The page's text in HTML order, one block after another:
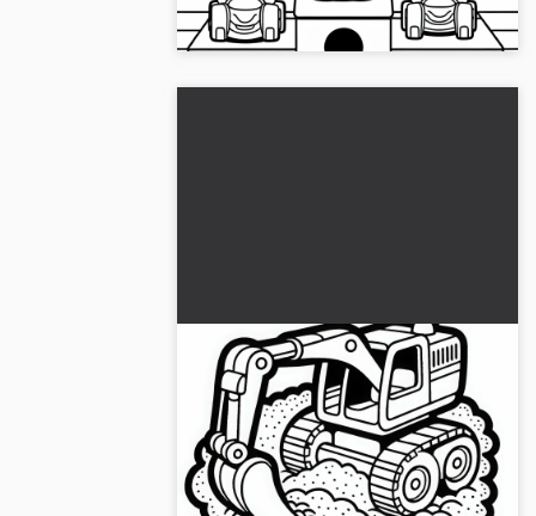
maalaaminen!...
Leikkikaivuri nostaa hiekkaa –
Värityskuva ilmaiseksi
Hanki ilmainen väritys kuvan
leikkikaivurista, joka nostaa hiekkaa!
Lataa se nyt ja väritä verkossa....